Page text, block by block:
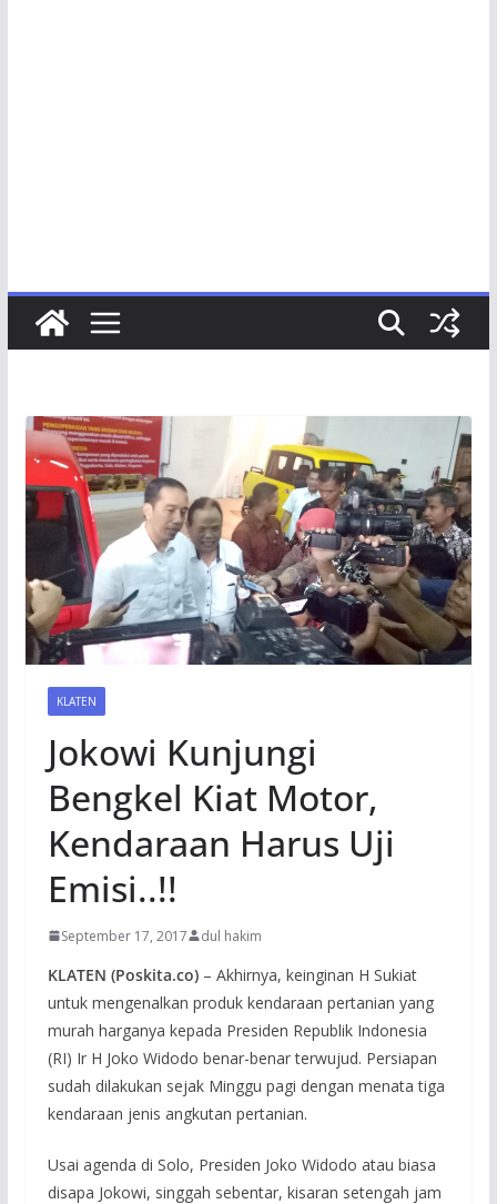
KLATEN
Jokowi Kunjungi
Bengkel Kiat Motor,
Kendaraan Harus Uji
Emisi..!!
September 17, 2017 dul hakim
KLATEN (Poskita.co)– Akhirnya, keinginan H Sukiat
untuk mengenalkan produk kendaraan pertanian yang
murah harganya kepada Presiden Republik Indonesia
(RI) Ir H Joko Widodo benar-benar terwujud. Persiapan
sudah dilakukan sejak Minggu pagi dengan menata tiga
kendaraan jenis angkutan pertanian.
Usai agenda di Solo, Presiden Joko Widodo atau biasa
disapa Jokowi, singgah sebentar, kisaran setengah jam